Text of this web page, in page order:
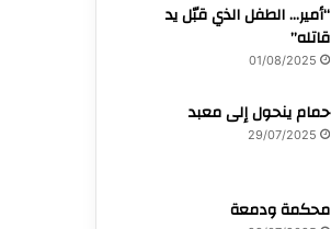
“أمير… الطفل الذي قبّل يد
قاتله”
01/08/2025
حمام ينحول إلى معبد
29/07/2025
محكمة ودمعة